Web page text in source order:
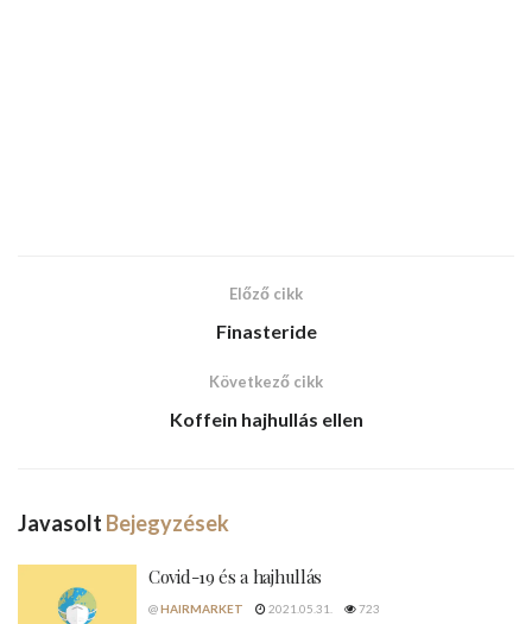
Előző cikk
Finasteride
Következő cikk
Koffein hajhullás ellen
Javasolt Bejegyzések
Covid-19 és a hajhullás
@HAIRMARKET 2021.05.31. 723